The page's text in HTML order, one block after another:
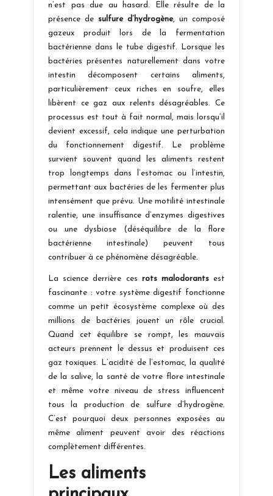
n’est pas due au hasard. Elle résulte de la
présence de sulfure d’hydrogène, un composé
gazeux produit lors de la fermentation
bactérienne dans le tube digestif. Lorsque les
bactéries présentes naturellement dans votre
intestin décomposent certains aliments,
particulièrement ceux riches en soufre, elles
libèrent ce gaz aux relents désagréables. Ce
processus est tout à fait normal, mais lorsqu’il
devient excessif, cela indique une perturbation
du fonctionnement digestif. Le problème
survient souvent quand les aliments restent
trop longtemps dans l’estomac ou l’intestin,
permettant aux bactéries de les fermenter plus
intensément que prévu. Une motilité intestinale
ralentie, une insuffisance d’enzymes digestives
ou une dysbiose (déséquilibre de la flore
bactérienne intestinale) peuvent tous
contribuer à ce phénomène désagréable.
La science derrière ces rots malodorantsest
fascinante : votre système digestif fonctionne
comme un petit écosystème complexe où des
millions de bactéries jouent un rôle crucial.
Quand cet équilibre se rompt, les mauvais
acteurs prennent le dessus et produisent ces
gaz toxiques. L’acidité de l’estomac, la qualité
de la salive, la santé de votre flore intestinale
et même votre niveau de stress influencent
tous la production de sulfure d’hydrogène.
C’est pourquoi deux personnes exposées au
même aliment peuvent avoir des réactions
complètement différentes.
Les aliments